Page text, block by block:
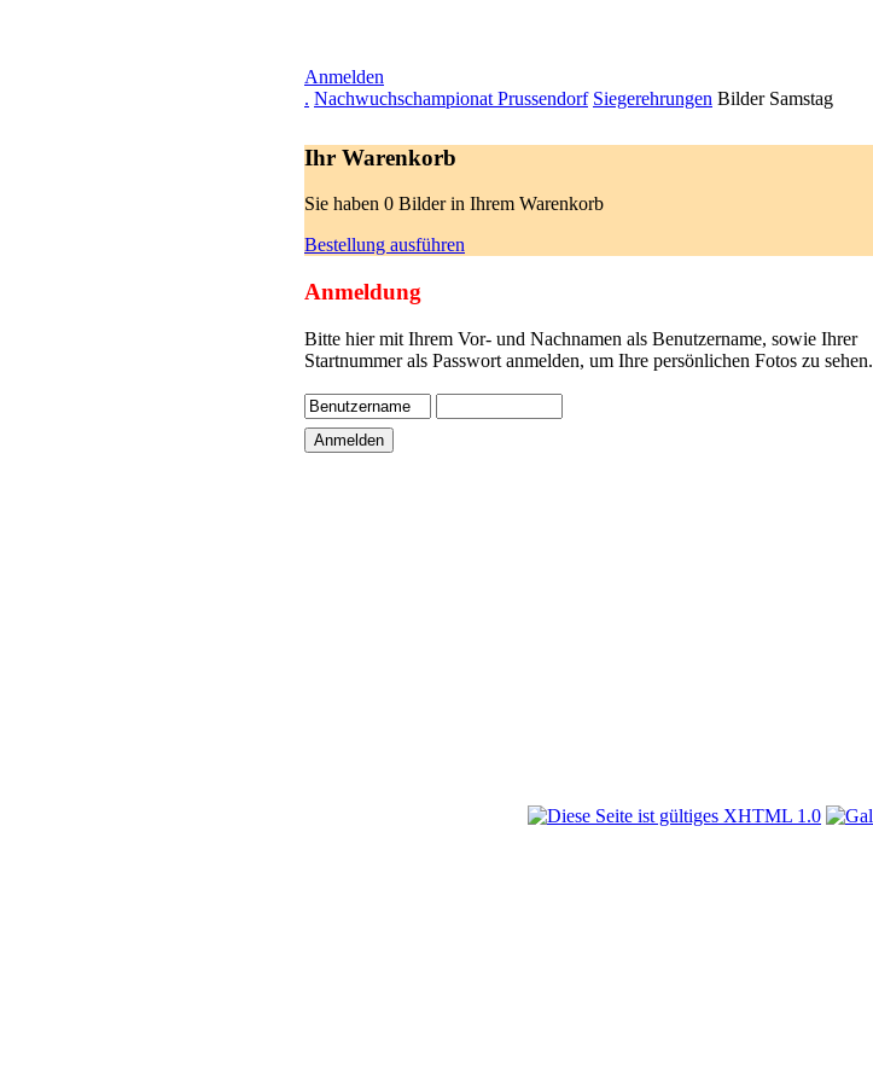
Anmelden
. Nachwuchschampionat Prussendorf Siegerehrungen Bilder Samstag
Ihr Warenkorb
Sie haben 0 Bilder in Ihrem Warenkorb
Bestellung ausführen
Anmeldung
Bitte hier mit Ihrem Vor- und Nachnamen als Benutzername, sowie Ihrer
Startnummer als Passwort anmelden, um Ihre persönlichen Fotos zu sehen.